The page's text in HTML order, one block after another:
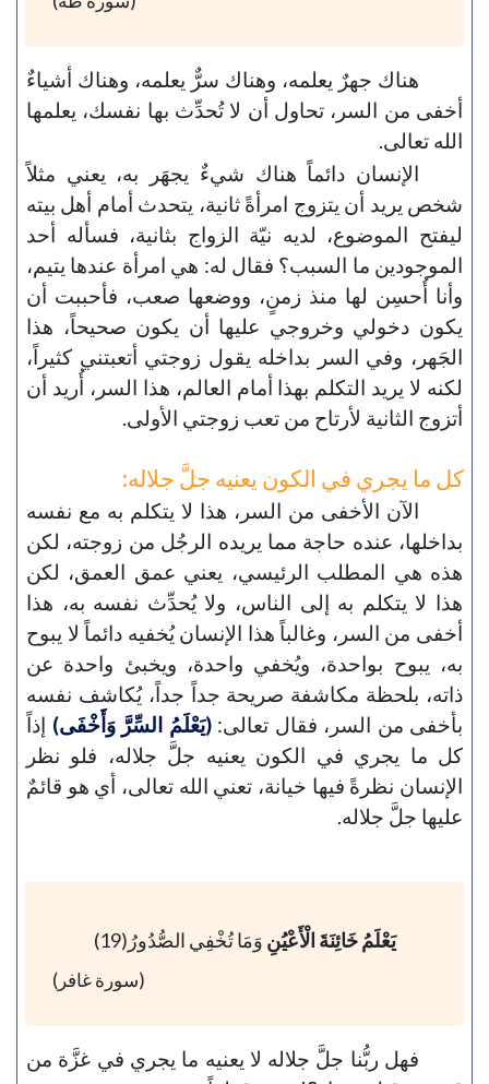
هناك جهرٌ يعلمه، وهناك سرٌّ يعلمه، وهناك أشياءٌ
أخفى من السر، تحاول أن لا تُحدِّث بها نفسك، يعلمها
الله تعالى.
الإنسان دائماً هناك شيءٌ يجهَر به، يعني مثلاً
شخص يريد أن يتزوج امرأةً ثانية، يتحدث أمام أهل بيته
ليفتح الموضوع، لديه نيّة الزواج بثانية، فسأله أحد
الموجودين ما السبب؟ فقال له: هي امرأة عندها يتيم،
وأنا أُحسِن لها منذ زمنٍ، ووضعها صعب، فأحببت أن
يكون دخولي وخروجي عليها أن يكون صحيحاً، هذا
الجَهر، وفي السر بداخله يقول زوجتي أتعبتني كثيراً،
لكنه لا يريد التكلم بهذا أمام العالم، هذا السر، أُريد أن
أتزوج الثانية لأرتاح من تعب زوجتي الأولى.
كل ما يجري في الكون يعنيه جلَّ جلاله:
الآن الأخفى من السر، هذا لا يتكلم به مع نفسه
بداخلها، عنده حاجة مما يريده الرجُل من زوجته، لكن
هذه هي المطلب الرئيسي، يعني عمق العمق، لكن
هذا لا يتكلم به إلى الناس، ولا يُحدِّث نفسه به، هذا
أخفى من السر، وغالباً هذا الإنسان يُخفيه دائماً لا يبوح
به، يبوح بواحدة، ويُخفي واحدة، ويخبئ واحدة عن
ذاته، بلحظة مكاشفة صريحة جداً جداً، يُكاشف نفسه
بأخفى من السر، فقال تعالى:(يَعْلَمُ السِّرَّ وَأَخْفَى) إذاً
كل ما يجري في الكون يعنيه جلَّ جلاله، فلو نظر
الإنسان نظرةً فيها خيانة، تعني الله تعالى، أي هو قائمٌ
عليها جلَّ جلاله.
يَعْلَمُ خَائِنَةَ الْأَعْيُنِ وَمَا تُخْفِي الصُّدُورُ(19)
(سورة غافر)
فهل ربُّنا جلَّ جلاله لا يعنيه ما يجري في غزَّة من